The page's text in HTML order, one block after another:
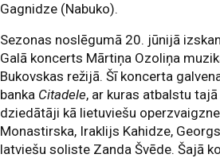
Gagnidze (Nabuko).
Sezonas noslēgumā 20. jūnijā
Galā koncerts Mārtiņa Ozoliņa
Bukovskas režijā. Šī koncerta
banka Citadele, ar kuras atbalstu
dziedātāji kā lietuviešu
Monastirska, Iraklijs Kahidze,
latviešu soliste Zanda Švēde. Šajā